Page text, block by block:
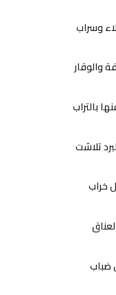
وسراب
والوقار
بالتراب
تلاشت
خراب
ضباب